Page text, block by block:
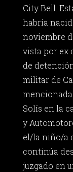
City Bell.
habría
noviembre
vista por ex
de
militar de
Solís en la
y
el/la niño/a
continúa
juzgado en